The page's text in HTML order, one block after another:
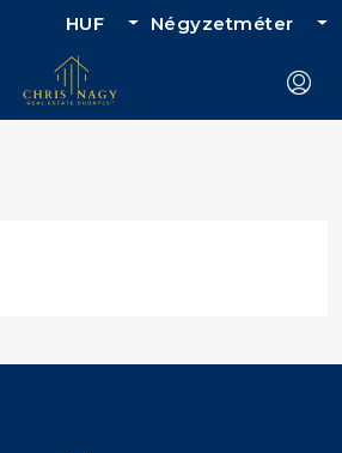
HUF Négyzetméter